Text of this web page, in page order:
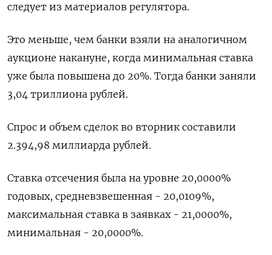
следует из материалов регулятора.
Это меньше, чем банки взяли на аналогичном
аукционе накануне, когда минимальная ставка
уже была повышена до 20%. Тогда банки заняли
3,04 триллиона рублей.
Спрос и объем сделок во вторник составили
2.394,98 миллиарда рублей.
Ставка отсечения была на уровне 20,0000%
годовых, средневзвешенная - 20,0109%,
максимальная ставка в заявках - 21,0000%,
минимальная - 20,0000%.